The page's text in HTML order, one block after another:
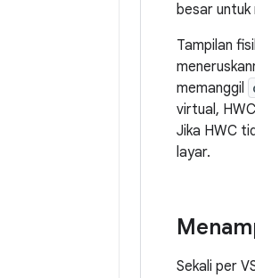
besar untuk
Tampilan
memanggil
virtual,
Jika HWC
layar.
Sekali per